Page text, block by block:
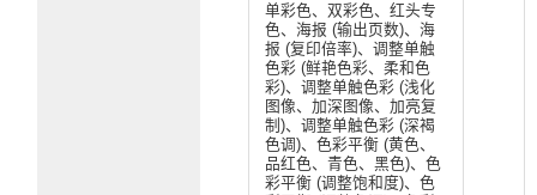
单彩色、双彩色、红头专
色、海报 (输出页数)、海
报 (复印倍率)、调整单触
色彩 (鲜艳色彩、柔和色
彩)、调整单触色彩 (浅化
图像、加深图像、加亮复
制)、调整单触色彩 (深褐
色调)、色彩平衡 (黄色、
品红色、青色、黑色)、色
彩平衡 (调整饱和度)、色